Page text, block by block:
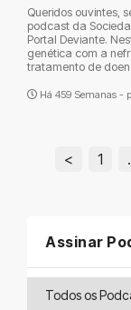
Queridos ouvintes,
podcast da
Portal Deviante.
genética com a
tratamento de
Há 459 Semanas -
< 1
Assinar
Todos os